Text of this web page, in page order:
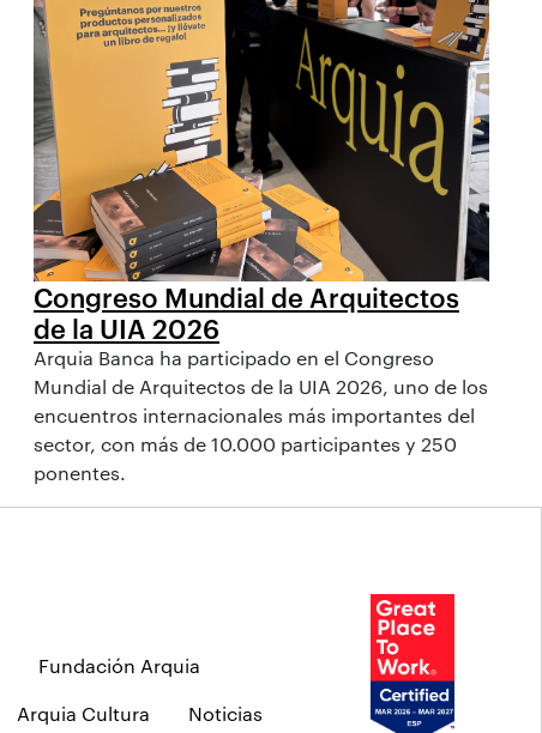
Congreso Mundial de Arquitectos
de la UIA 2026
Arquia Banca ha participado en el Congreso
Mundial de Arquitectos de la UIA 2026, uno de los
encuentros internacionales más importantes del
sector, con más de 10.000 participantes y 250
ponentes.
Fundación Arquia
Arquia Cultura Noticias